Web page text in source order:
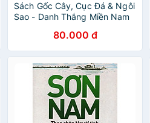
Sách Gốc Cây, Cục Đá & Ngôi
Sao - Danh Thắng Miền Nam
80.000 đ